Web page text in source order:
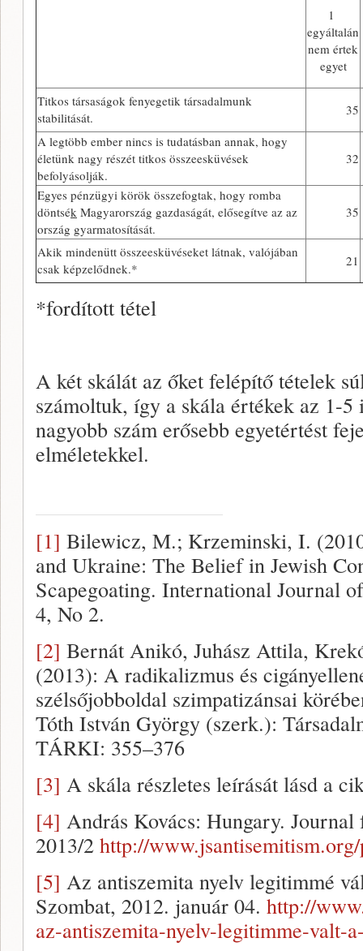
1
egyáltalán
nem értek
egyet
Titkos társaságok fenyegetik társadalmunk
stabilitását.
35
A legtöbb ember nincs is tudatásban annak, hogy
életünk nagy részét titkos összeesküvések
befolyásolják.
32
Egyes pénzügyi körök összefogtak, hogy romba
döntsék Magyarország gazdaságát, elősegítve az az
ország gyarmatosítását.
35
Akik mindenütt összeesküvéseket látnak, valójában
csak képzelődnek.*
21
*fordított tétel
A két skálát az őket felépítő tételek
számoltuk, így a skála értékek az 1-
nagyobb szám erősebb egyetértést
elméletekkel.
[1] Bilewicz, M.; Krzeminski, I.
and Ukraine: The Belief in Jewish
Scapegoating. International Journal
4, No 2.
[2] Bernát Anikó, Juhász Attila,
(2013): A radikalizmus és
szélsőjobboldal szimpatizánsai
Tóth István György (szerk.):
TÁRKI: 355–376
[3] A skála részletes leírását lásd a
[4] András Kovács: Hungary.
2013/2 http://
[5] Az antiszemita nyelv legitimmé
Szombat, 2012. január 04. http://
az-antiszemita-nyelv-legitimme-valt-